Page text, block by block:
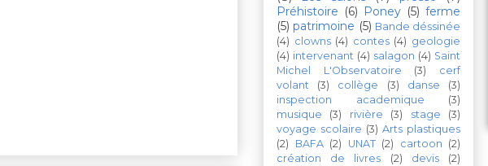
Préhistoire (6) Poney (5) ferme
(5) patrimoine (5) Bande déssinée
(4) clowns (4) contes (4) geologie
(4) intervenant (4) salagon (4) Saint
Michel L'Observatoire
(3)
cerf
volant
(3) collège (3) danse
(3)
inspection academique
(3)
musique
(3) rivière (3) stage
(3)
voyage scolaire (3) Arts plastiques
(2)
BAFA (2) UNAT (2) cartoon (2)
création de livres
(2) devis
(2)